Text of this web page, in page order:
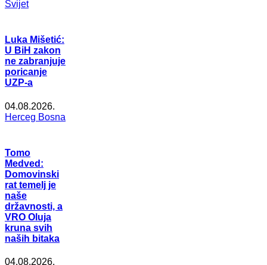
Svijet
Luka Mišetić:
U BiH zakon
ne zabranjuje
poricanje
UZP-a
04.08.2026.
Herceg Bosna
Tomo
Medved:
Domovinski
rat temelj je
naše
državnosti, a
VRO Oluja
kruna svih
naših bitaka
04.08.2026.